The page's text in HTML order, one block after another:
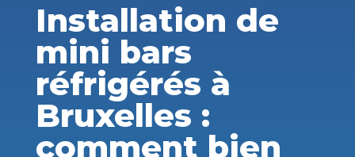
Installation de
mini bars
réfrigérés à
Bruxelles :
comment bien